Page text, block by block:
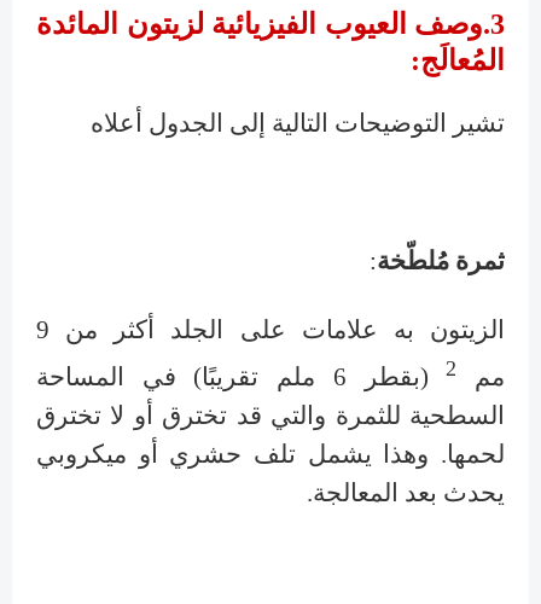
3.وصف العيوب الفيزيائية لزيتون المائدة
المُعالَج:
تشير التوضيحات التالية إلى الجدول أعلاه
ثمرة مُلطّخة:
الزيتون به علامات على الجلد أكثر من 9
مم
2
(بقطر 6 ملم تقريبًا) في المساحة
السطحية للثمرة والتي قد تخترق أو لا تخترق
لحمها. وهذا يشمل تلف حشري أو ميكروبي
يحدث بعد المعالجة.